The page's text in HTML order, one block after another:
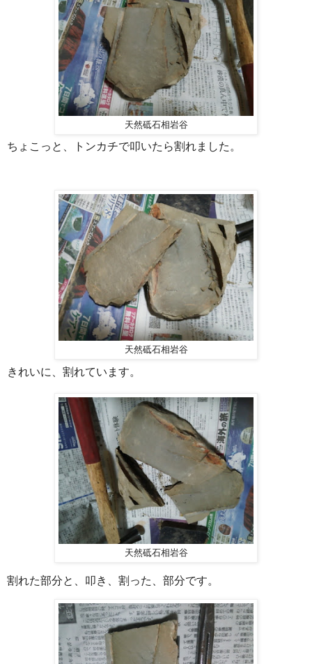
天然砥石相岩谷
ちょこっと、トンカチで叩いたら割れました。
天然砥石相岩谷
きれいに、割れています。
天然砥石相岩谷
割れた部分と、叩き、割った、部分です。